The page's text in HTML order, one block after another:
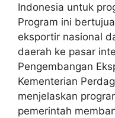
Indonesia untuk
Program ini
eksportir nasional
daerah ke pasar
Pengembangan
Kementerian
menjelaskan
pemerintah